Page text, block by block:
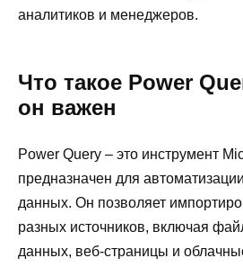
аналитиков и менеджеров.
Что такое Power
он важен
Power Query – это инструмент
предназначен для
данных. Он позволяет
разных источников, включая
данных, веб-страницы и